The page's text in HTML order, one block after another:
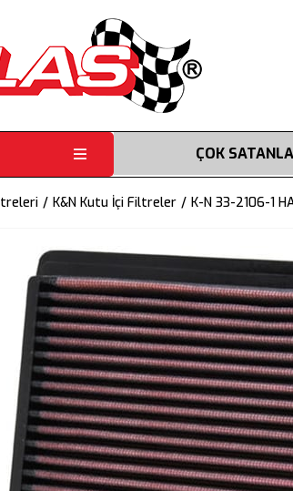
ÇOK
K&N Kutu İçi Filtreler K-N 33-2106-1